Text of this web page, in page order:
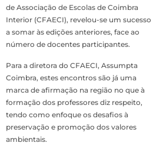
de Associação de Escolas de Coimbra
Interior (CFAECI), revelou-se um sucesso
a somar às edições anteriores, face ao
número de docentes participantes.
Para a diretora do CFAECI, Assumpta
Coimbra, estes encontros são já uma
marca de afirmação na região no que à
formação dos professores diz respeito,
tendo como enfoque os desafios à
preservação e promoção dos valores
ambientais.